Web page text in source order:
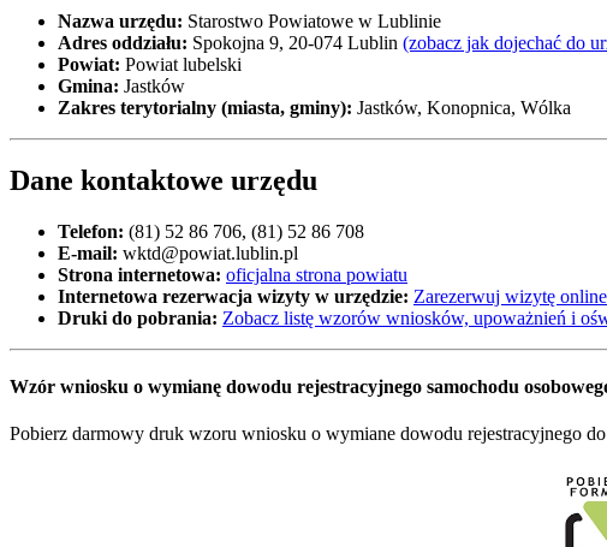
Nazwa urzędu: Starostwo Powiatowe w Lublinie
Adres oddziału: Spokojna 9, 20-074 Lublin (zobacz jak dojechać do
Powiat: Powiat lubelski
Gmina: Jastków
Zakres terytorialny (miasta, gminy): Jastków, Konopnica, Wólka
Dane kontaktowe urzędu
Telefon: (81) 52 86 706, (81) 52 86 708
E-mail: wktd@powiat.lublin.pl
Strona internetowa: oficjalna strona powiatu
Internetowa rezerwacja wizyty w urzędzie: Zarezerwuj wizytę online
Druki do pobrania: Zobacz listę wzorów wniosków, upoważnień i
Wzór wniosku o wymianę dowodu rejestracyjnego samochodu
Pobierz darmowy druk wzoru wniosku o wymiane dowodu rejestracyjnego